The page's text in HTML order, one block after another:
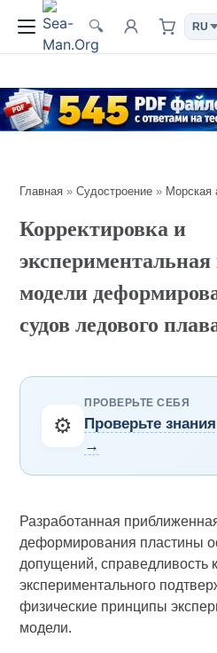
🔍
Главная »Судостроение » Морская
Корректировка и
экспериментальная
модели
судов ледового
⚙️
ПРОВЕРЬТЕ СЕБЯ
Проверьте
→
Разработанная
деформирования пластины
допущений, справедливость
экспериментального
физические принципы
модели.